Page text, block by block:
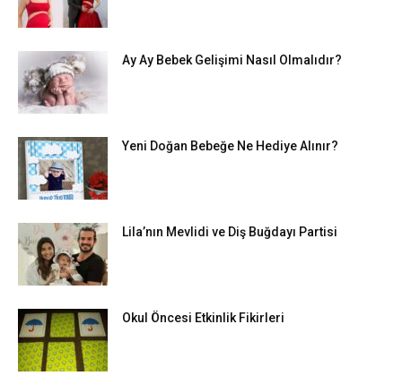
Ay Ay Bebek Gelişimi Nasıl Olmalıdır?
Yeni Doğan Bebeğe Ne Hediye Alınır?
Lila’nın Mevlidi ve Diş Buğdayı Partisi
Okul Öncesi Etkinlik Fikirleri